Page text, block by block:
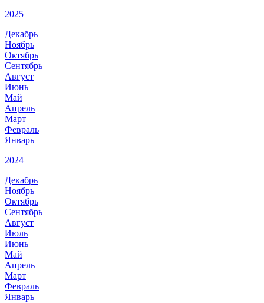
2025
Декабрь
Ноябрь
Октябрь
Сентябрь
Август
Июнь
Май
Апрель
Март
Февраль
Январь
2024
Декабрь
Ноябрь
Октябрь
Сентябрь
Август
Июль
Июнь
Май
Апрель
Март
Февраль
Январь